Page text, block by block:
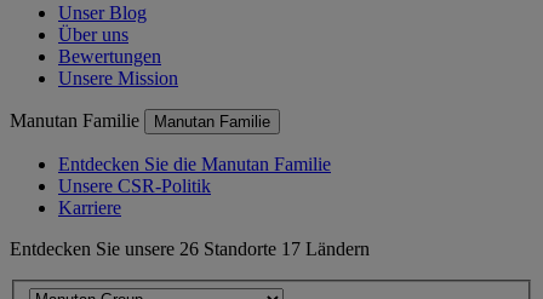
Unser Blog
Über uns
Bewertungen
Unsere Mission
Manutan Familie Manutan Familie
Entdecken Sie die Manutan Familie
Unsere CSR-Politik
Karriere
Entdecken Sie unsere 26 Standorte 17 Ländern